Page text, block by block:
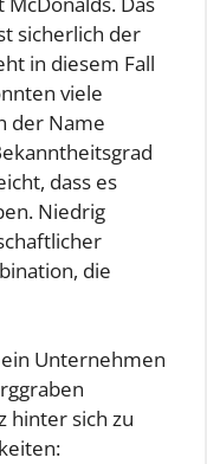
sicherlich der
in diesem Fall
viele
der Name
dass es
Niedrig
die
Unternehmen
hinter sich zu